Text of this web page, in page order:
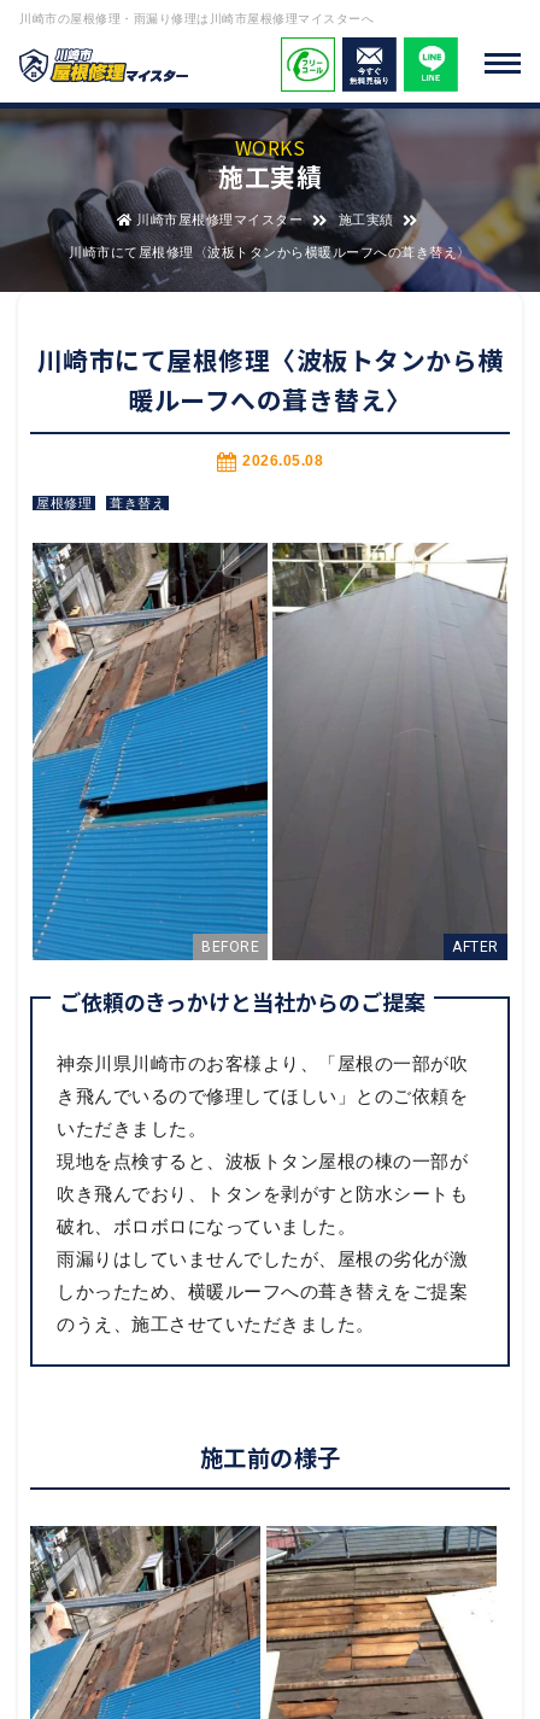
川崎市の屋根修理・雨漏り修理は川崎市屋根修理マイスターへ
WORKS
施工実績
川崎市屋根修理マイスター 施工実績
川崎市にて屋根修理〈波板トタンから横暖ルーフへの葺き替え〉
川崎市にて屋根修理〈波板トタンから横
暖ルーフへの葺き替え〉
2026.05.08
屋根修理 葺き替え
ご依頼のきっかけと当社からのご提案
神奈川県川崎市のお客様より、「屋根の一部が吹
き飛んでいるので修理してほしい」とのご依頼を
いただきました。
現地を点検すると、波板トタン屋根の棟の一部が
吹き飛んでおり、トタンを剥がすと防水シートも
破れ、ボロボロになっていました。
雨漏りはしていませんでしたが、屋根の劣化が激
しかったため、横暖ルーフへの葺き替えをご提案
のうえ、施工させていただきました。
施工前の様子